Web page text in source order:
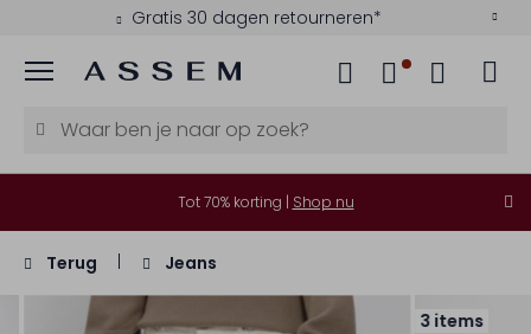
Gratis 30 dagen retourneren*
Menu
Tot 70% korting | Shop nu
Terug Jeans
3 items